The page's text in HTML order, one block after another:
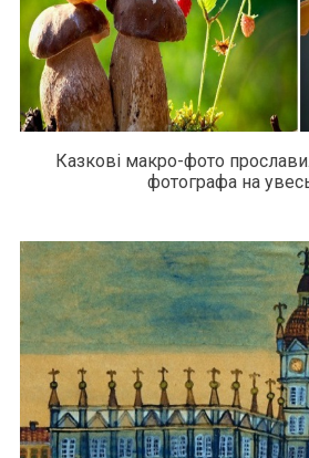
Казкові макро-фото
фотографа на